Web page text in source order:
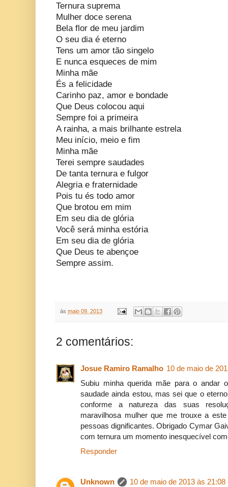
Ternura suprema
Mulher doce serena
Bela flor de meu jardim
O seu dia é eterno
Tens um amor tão singelo
E nunca esqueces de mim
Minha mãe
És a felicidade
Carinho paz, amor e bondade
Que Deus colocou aqui
Sempre foi a primeira
A rainha, a mais brilhante estrela
Meu início, meio e fim
Minha mãe
Terei sempre saudades
De tanta ternura e fulgor
Alegria e fraternidade
Pois tu és todo amor
Que brotou em mim
Em seu dia de glória
Você será minha estória
Em seu dia de glória
Que Deus te abençoe
Sempre assim.
às maio 09, 2013
2 comentários:
Josue Ramiro Ramalho 10 de maio de
Subiu minha querida mãe para o andar
saudade ainda estou, mas sei que o
conforme a natureza das suas
maravilhosa mulher que me trouxe a
pessoas dignificantes. Obrigado Cymar
com ternura um momento inesquecível
Responder
Unknown
10 de maio de 2013 às 21:08